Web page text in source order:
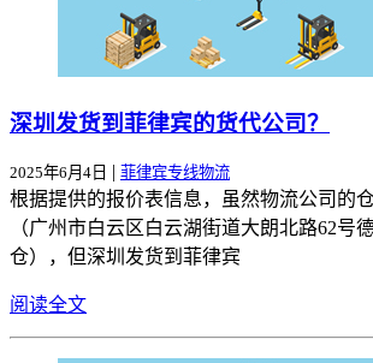
深圳发货到菲律宾的货代公司？
2025年6月4日 | 菲律宾专线物流
根据提供的报价表信息，虽然物流公司的
（广州市白云区白云湖街道大朗北路62号
仓），但深圳发货到菲律宾
阅读全文